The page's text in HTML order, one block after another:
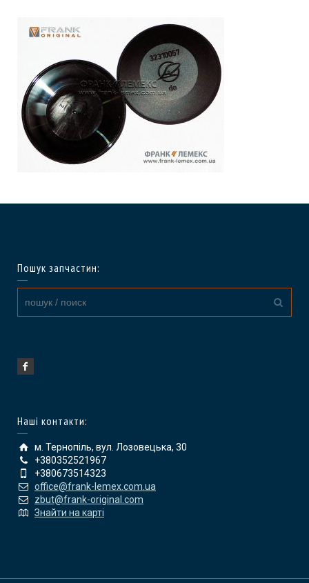
Пошук запчастин:
Наші контакти:
м. Тернопіль, вул. Лозовецька, 30
+380352521967
+380673514323
office@frank-lemex.com.ua
zbut@frank-original.com
Знайти на карті